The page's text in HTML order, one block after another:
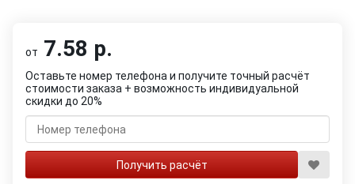
от 7.58 р.
Оставьте номер телефона и получите точный расчёт
стоимости заказа + возможность индивидуальной
скидки до 20%